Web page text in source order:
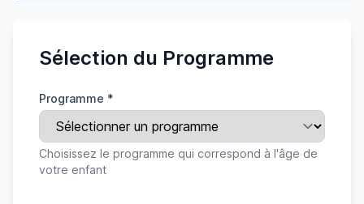
Sélection du Programme
Programme *
Choisissez le programme qui correspond à l'âge de
votre enfant